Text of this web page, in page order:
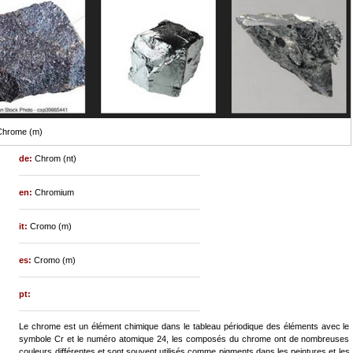
(m)
de:Chrom (nt)
en:Chromium
it:Cromo (m)
es:Cromo (m)
pt:
Le chrome est un élément chimique dans le tableau périodique des éléments avec le
symbole Cr et le numéro atomique 24, les composés du chrome ont de nombreuses